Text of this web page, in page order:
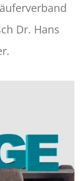
Dr. Hans